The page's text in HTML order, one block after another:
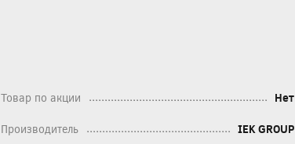
Товар по акции Нет
Производитель IEK GROUP